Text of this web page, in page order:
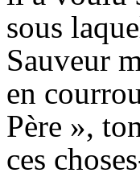
sous
Sauveur
en
Père »,
ces